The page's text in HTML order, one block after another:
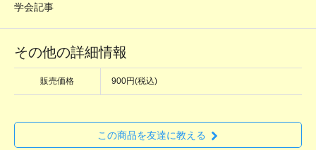
学会記事
その他の詳細情報
販売価格 900円(税込)
この商品を友達に教える